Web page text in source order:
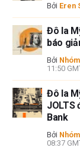
Bởi Eren
Đô la
báo
Bởi
11:50
Đô la
JOLTS
Bank
Bởi
08:37